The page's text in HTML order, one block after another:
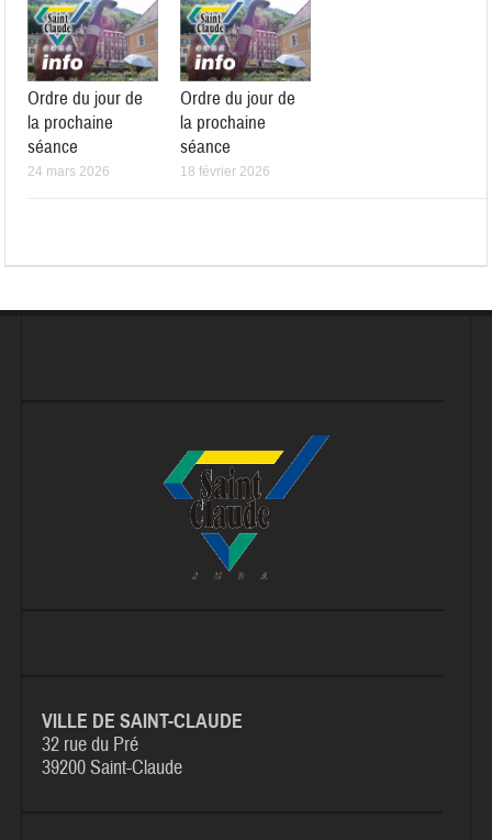
Ordre du jour de
la prochaine
séance
24 mars 2026
Ordre du jour de
la prochaine
séance
18 février 2026
VILLE DE SAINT-CLAUDE
32 rue du Pré
39200 Saint-Claude